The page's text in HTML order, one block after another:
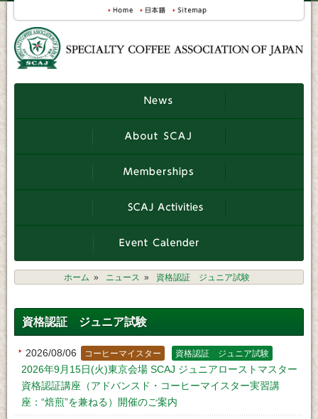
ホーム ニュース 資格認証 ジュニア試験
資格認証 ジュニア試験
2026/08/06 コーヒーマイスター 資格認証 ジュニア試験
2026年9月15日(火)東京会場 SCAJ ジュニアローストマスター
資格認証講座（アドバンスド・コーヒーマイスター実習講
座：“焙煎”を兼ねる）開催のご案内